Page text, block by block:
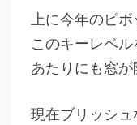
上に今年のピ
このキーレベ
あたりにも窓が
現在ブリッシ